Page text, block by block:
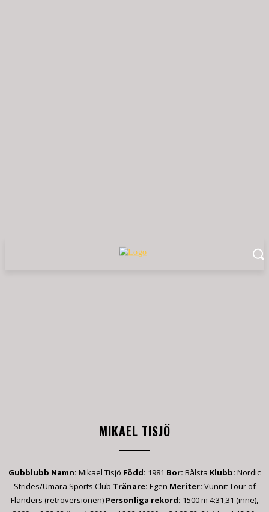
MIKAEL TISJÖ
Gubblubb Namn: Mikael Tisjö Född: 1981 Bor: Bålsta Klubb: Nordic
Strides/Umara Sports Club Tränare: Egen Meriter: Vunnit Tour of
Flanders (retroversionen) Personliga rekord: 1500 m 4:31,31 (inne),